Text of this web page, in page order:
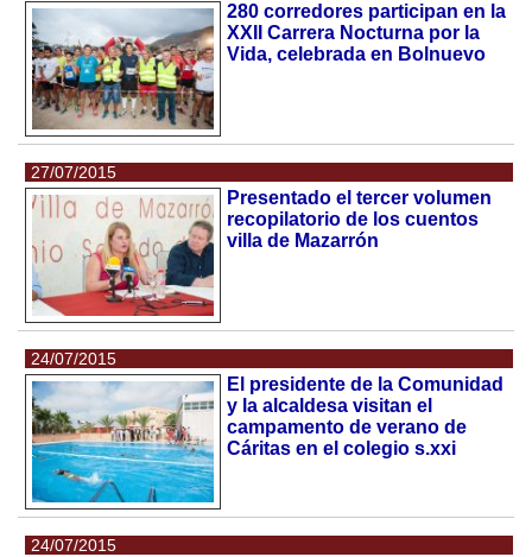
280 corredores participan en la
XXII Carrera Nocturna por la
Vida, celebrada en Bolnuevo
27/07/2015
Presentado el tercer volumen
recopilatorio de los cuentos
villa de Mazarrón
24/07/2015
El presidente de la Comunidad
y la alcaldesa visitan el
campamento de verano de
Cáritas en el colegio s.xxi
24/07/2015